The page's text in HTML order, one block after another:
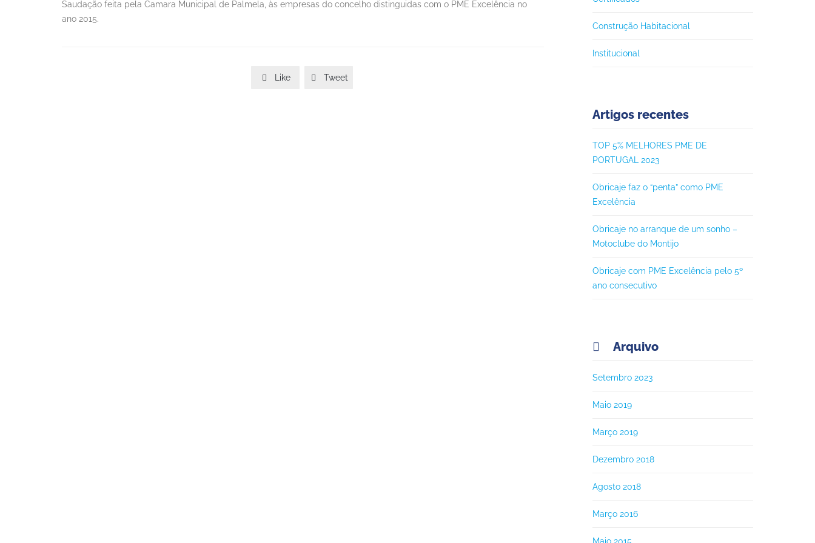
Saudação feita pela Camara Municipal de Palmela, às empresas do concelho distinguidas com o PME Excelência no
ano 2015.
 Like  Tweet
Construção Habitacional
Institucional
Artigos recentes
TOP 5% MELHORES PME DE
PORTUGAL 2023
Obricaje faz o “penta” como PME
Excelência
Obricaje no arranque de um sonho –
Motoclube do Montijo
Obricaje com PME Excelência pelo 5º
ano consecutivo
 Arquivo
Setembro 2023
Maio 2019
Março 2019
Dezembro 2018
Agosto 2018
Março 2016